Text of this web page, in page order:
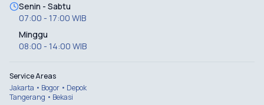
Senin - Sabtu
07:00 - 17:00 WIB
Minggu
08:00 - 14:00 WIB
Service Areas
Jakarta • Bogor • Depok
Tangerang • Bekasi